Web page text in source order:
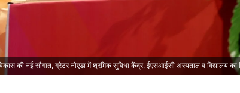
की नई सौगात, ग्रेटर नोएडा में श्रमिक सुविधा केंद्र, ईएसआईसी अस्पताल व विद्यालय का